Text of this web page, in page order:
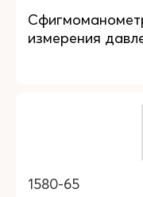
измерения
1580-65